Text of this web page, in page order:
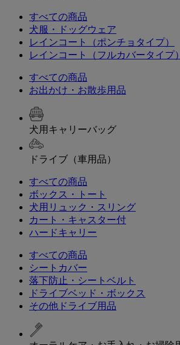
すべての商品
犬服・ドッグウェア
レインコート（ポンチョタイプ）
レインコート（フルカバータイプ）
すべての商品
お出かけ・お散歩用品
犬用キャリーバッグ
ドライブ（車用品）
すべての商品
ボックス・トート
犬用リュック・スリング
カート・キャスター付
ハードキャリー
すべての商品
シートカバー
落下防止・シートベルト
ドライブベッド・ボックス
その他ドライブ用品